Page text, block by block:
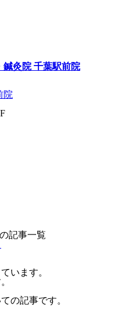
鍼灸院 千葉駅前院
記事一覧
います。
の記事です。